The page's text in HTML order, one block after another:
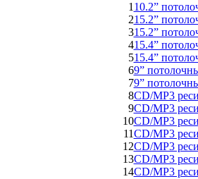
1 10.2”
215.2”
315.2”
415.4”
515.4”
69”
79”
8CD/MP3
9CD/MP3
10CD/MP3
11CD/MP3
12CD/MP3
13CD/MP3
14CD/MP3